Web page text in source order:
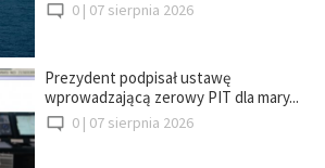
0 | 07 sierpnia 2026
Prezydent podpisał ustawę
wprowadzającą zerowy PIT dla mary...
0 | 07 sierpnia 2026